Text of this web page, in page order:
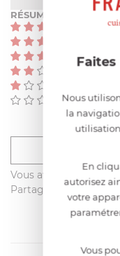
RÉSUMÉ
(0)
(0)
Vous avez acheté ce
Partagez votre avis
Nous
la
En
autorisez
votre
Vous